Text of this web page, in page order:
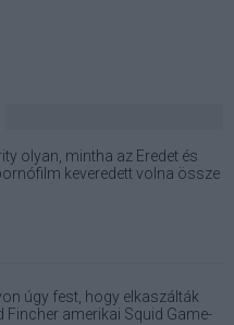
olyan, mintha az Eredet és
keveredett volna össze
úgy fest, hogy elkaszálták
Fincher amerikai Squid Game-